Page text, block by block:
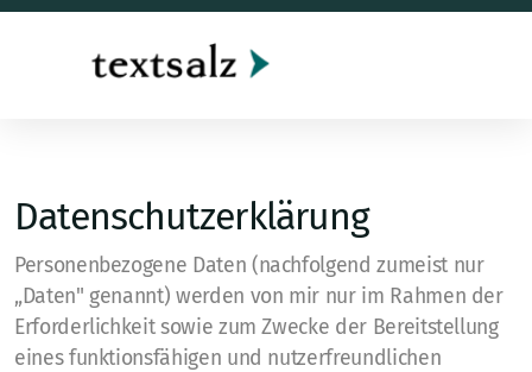
Datenschutzerklärung
Personenbezogene Daten (nachfolgend zumeist nur
„Daten" genannt) werden von mir nur im Rahmen der
Erforderlichkeit sowie zum Zwecke der Bereitstellung
eines funktionsfähigen und nutzerfreundlichen